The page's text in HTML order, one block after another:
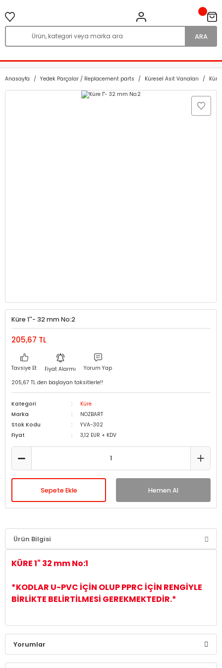
ARA
Anasayfa Yedek Parçalar / Replacement parts Küresel Asit Vanaları Küre
Küre 1''- 32 mm No:2
205,67 TL
Tavsiye Et Fiyat Alarmı
Yorum Yap
205,67 TL den başlayan taksitlerle!!
Kategori
Küre
Marka
NOZBART
Stok Kodu
YVA-302
Fiyat
3,12 EUR + KDV
Sepete Ekle Hemen Al
Ürün Bilgisi
KÜRE 1" 32 mm No:1
*KODLAR U-PVC İÇİN OLUP PPRC İÇİN RENGİYLE
BİRLİKTE BELİRTİLMESİ GEREKMEKTEDİR.*
Yorumlar